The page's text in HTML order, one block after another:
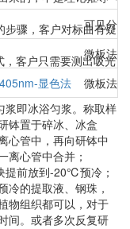
骤，客户对标曲有疑
客户只需要测出吸光
即冰浴匀浆。称取样
钵置于碎冰、冰盒
心管中，再向研钵中
离心管中合并；
提前放到-20℃预冷；
冷的提取液、钢珠，
物组织都可以，对于
间。或者多次反复研
可见分
微板法
显色法 微板法